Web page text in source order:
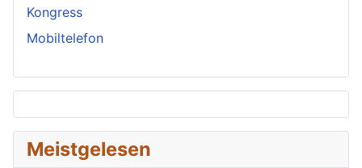
Kongress
Mobiltelefon
Meistgelesen